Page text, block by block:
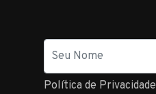
Nome
Política de Privacidade